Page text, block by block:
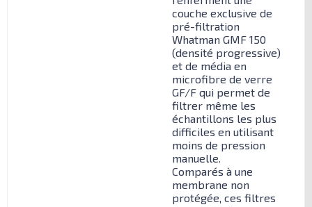
couche exclusive de
pré-filtration
Whatman GMF 150
(densité progressive)
et de média en
microfibre de verre
GF/F qui permet de
filtrer même les
échantillons les plus
difficiles en utilisant
moins de pression
manuelle.
Comparés à une
membrane non
protégée, ces filtres